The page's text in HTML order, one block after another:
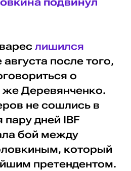
лишился
августа после того,
о
же Деревянченко.
не сошлись в
пару дней IBF
бой между
который
претендентом.